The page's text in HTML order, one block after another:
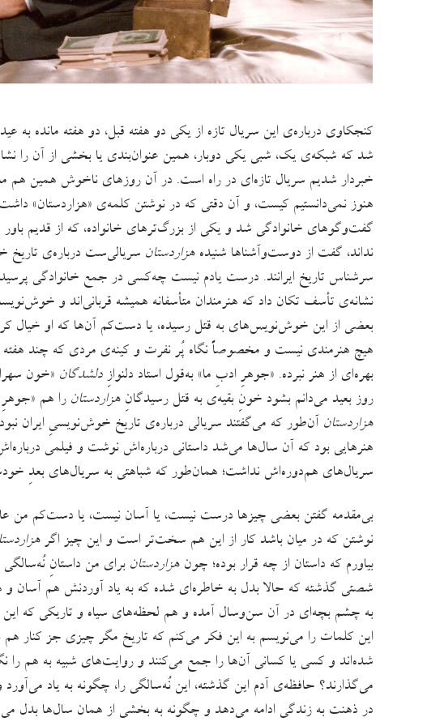
کنجکاوی درباره‌ی این سریال تازه از یکی دو هفته قبل، دو هفته مانده
شد که شبکه‌ی یک، شبی یکی دوبار، همین عنوان‌بندی یا بخشی از آن را
خبردار شدیم سریال تازه‌ای در راه است. در آن روزهای ناخوش همین
هنوز نمی‌دانستیم کیست، و آن دقتی که در نوشتن کلمه‌ی «هزاردستان»
گفت‌وگوهای خانوادگی شد و یکی از بزرگ‌ترهای خانواده، که از قدیم
نداند، گفت از دوست‌وآشناها شنیدههزاردستان سریالی‌ست درباره‌ی
سرشناس تاریخ ایرانند. درست یادم نیست چه‌کسی در جمع خانوادگی پرسید
نشانه‌ی تأسف تکان داد که هنرمندان متأسفانه همیشه قربانی‌اند و
بعضی از این ‌خوش‌نویس‌های به قتل رسیده، یا دست‌کم آن‌ها که او خیال
هیچ هنرمندی نیست و مخصوصاً نگاه پُر نفرت و کینه‌ی مردی که چند
بهره‌ای از هنر نبرده. «جوهرِ ادبِ ما» به‌قول استاد دلنوازِدلشدگان «خون
روز بعید می‌دانم بشود خونِ بقیه‌ی به قتل رسیدگانِهزاردستان را هم
هزاردستان آن‌طور که می‌گفتند سریالی درباره‌ی تاریخ خوش‌نویسیِ ایران
هنرهایی بود که آن سال‌ها می‌شد داستانی درباره‌اش نوشت و فیلمی
سریال‌های هم‌دوره‌اش نداشت؛ همان‌طور که شباهتی به سریال‌های بعدِ
بی‌مقدمه‌ گفتن بعضی چیزها درست نیست، یا آسان نیست، یا دست‌کم من
نوشتن که در میان باشد کار از این هم سخت‌تر است و این چیز اگر
بیاورم که داستان از چه قرار بوده؛ چونهزاردستان برای من داستانِ
شصتی گذشته که حالا بدل به خاطره‌ای شده که به یاد آوردنش هم
به چشم بچه‌ای در آن سن‌وسال آمده و هم لحظه‌های سیاه و تاریکی که این
این کلمات را می‌نویسم به این فکر می‌کنم که تاریخ مگر چیزی جز کنار
شده‌اند و کسی یا کسانی آن‌ها را جمع می‌کنند و روایت‌های شبیه‌ به هم را
می‌گذارند؟ حافظه‌ی آدم این گذشته، این نُه‌سالگی را، چگونه به یاد
در ذهنت به زندگی ادامه می‌دهد و چگونه به بخشی از همان سال‌ها بدل